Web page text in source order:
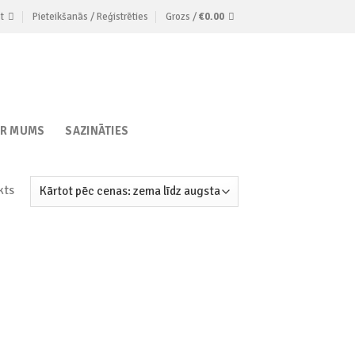
Pieteikšanās / Reģistrēties Grozs /€0.00
MUMS SAZINĀTIES